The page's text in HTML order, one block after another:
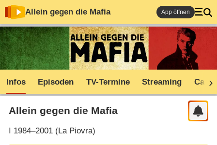
Allein gegen die Mafia App öffnen
Infos Episoden TV-Termine Streaming Cast
Allein gegen die Mafia
1984–2001 (La Piovra)